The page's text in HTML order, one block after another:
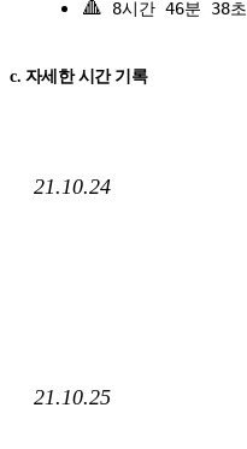
🔺 8시간 46분 38초
c. 자세한 시간 기록
21.10.24
21.10.25